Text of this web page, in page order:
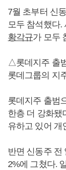
7월 초부터 신
모두 참석했다.
황각규가 모두
△롯데지주 출
롯데그룹의 지
롯데지주 출범
한층 더 강화됐
유하고 있어 개
반면 신동주 전
2%에 그쳤다.